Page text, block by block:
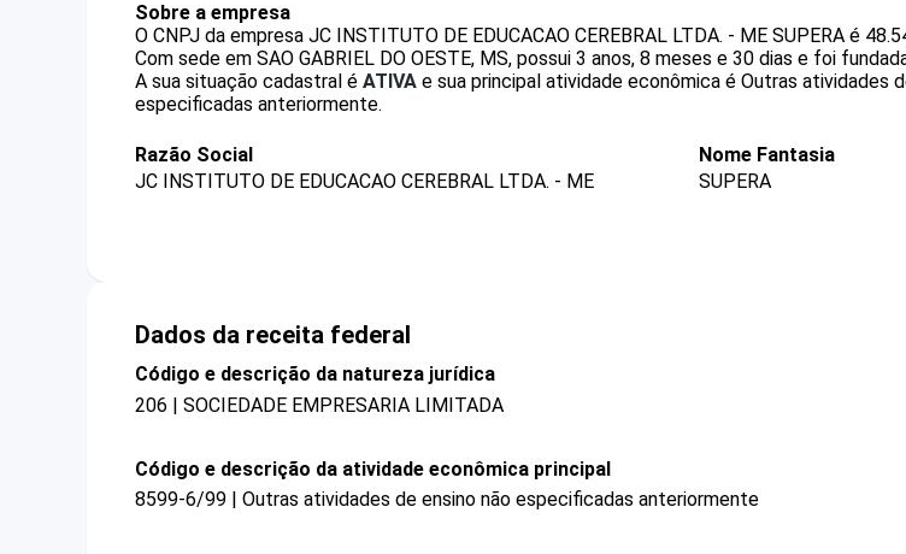
Sobre a empresa
O CNPJ da empresa JC INSTITUTO DE EDUCACAO CEREBRAL LTDA. - ME SUPERA é
Com sede em SAO GABRIEL DO OESTE, MS, possui 3 anos, 8 meses e 30 dias e foi
A sua situação cadastral é ATIVA e sua principal atividade econômica é Outras atividades
especificadas anteriormente.
Razão Social
JC INSTITUTO DE EDUCACAO CEREBRAL LTDA. - ME
Nome Fantasia
SUPERA
Dados da receita federal
Código e descrição da natureza jurídica
206 | SOCIEDADE EMPRESARIA LIMITADA
Código e descrição da atividade econômica principal
8599-6/99 | Outras atividades de ensino não especificadas anteriormente